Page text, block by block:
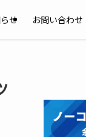
せ お問い合わせ